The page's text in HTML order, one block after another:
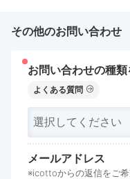
その他のお問い合わせ
お問い合わせの種
よくある質問
メールアドレス
※icottoからの返信をご